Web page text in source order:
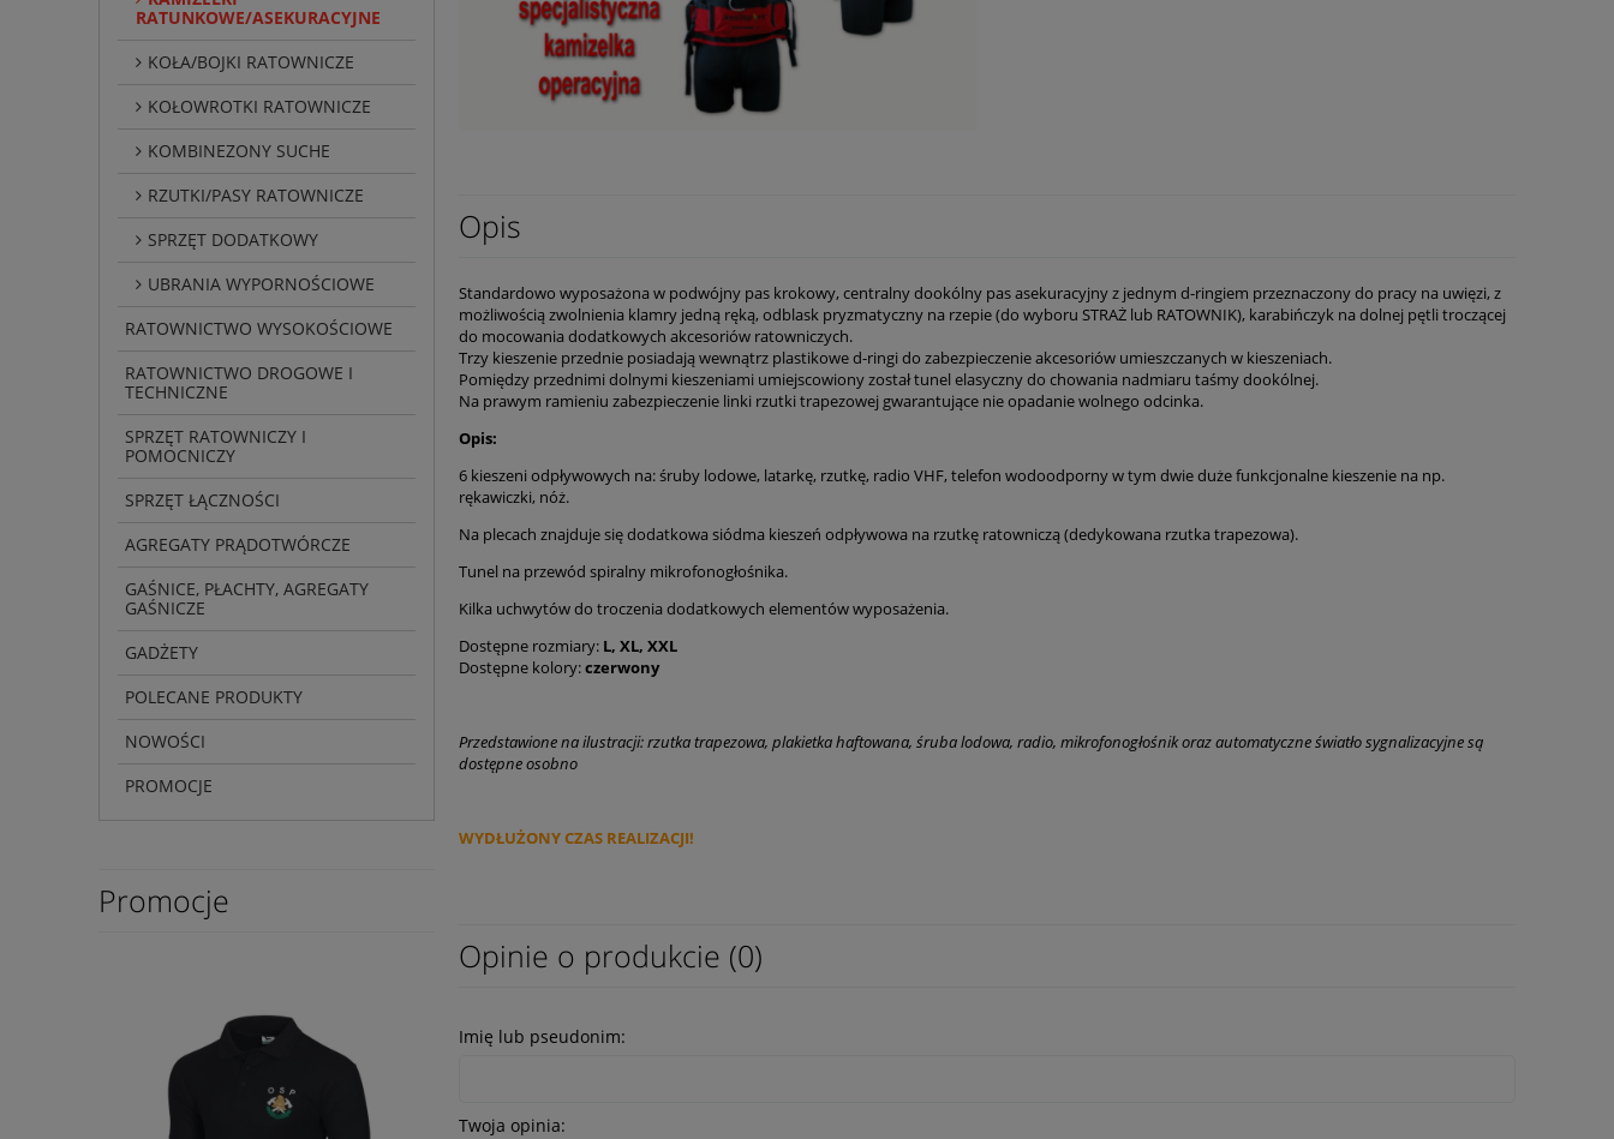
RATUNKOWE/ASEKURACYJNE
KOŁA/BOJKI RATOWNICZE
KOŁOWROTKI RATOWNICZE
KOMBINEZONY SUCHE
RZUTKI/PASY RATOWNICZE
SPRZĘT DODATKOWY
UBRANIA WYPORNOŚCIOWE
RATOWNICTWO WYSOKOŚCIOWE
RATOWNICTWO DROGOWE I
TECHNICZNE
SPRZĘT RATOWNICZY I
POMOCNICZY
SPRZĘT ŁĄCZNOŚCI
AGREGATY PRĄDOTWÓRCZE
GAŚNICE, PŁACHTY, AGREGATY
GAŚNICZE
GADŻETY
POLECANE PRODUKTY
NOWOŚCI
PROMOCJE
Promocje
Opis
Standardowo wyposażona w podwójny pas krokowy, centralny dookólny pas asekuracyjny z jednym d-ringiem przeznaczony do pracy na uwięzi, z
możliwością zwolnienia klamry jedną ręką, odblask pryzmatyczny na rzepie (do wyboru STRAŻ lub RATOWNIK), karabińczyk na dolnej pętli troczącej
do mocowania dodatkowych akcesoriów ratowniczych.
Trzy kieszenie przednie posiadają wewnątrz plastikowe d-ringi do zabezpieczenie akcesoriów umieszczanych w kieszeniach.
Pomiędzy przednimi dolnymi kieszeniami umiejscowiony został tunel elasyczny do chowania nadmiaru taśmy dookólnej.
Na prawym ramieniu zabezpieczenie linki rzutki trapezowej gwarantujące nie opadanie wolnego odcinka.
Opis:
6 kieszeni odpływowych na: śruby lodowe, latarkę, rzutkę, radio VHF, telefon wodoodporny w tym dwie duże funkcjonalne kieszenie na np.
rękawiczki, nóż.
Na plecach znajduje się dodatkowa siódma kieszeń odpływowa na rzutkę ratowniczą (dedykowana rzutka trapezowa).
Tunel na przewód spiralny mikrofonogłośnika.
Kilka uchwytów do troczenia dodatkowych elementów wyposażenia.
Dostępne rozmiary: L, XL, XXL
Dostępne kolory:czerwony
Przedstawione na ilustracji: rzutka trapezowa, plakietka haftowana, śruba lodowa, radio, mikrofonogłośnik oraz automatyczne światło sygnalizacyjne są
dostępne osobno
WYDŁUŻONY CZAS REALIZACJI!
Opinie o produkcie (0)
Imię lub pseudonim:
Twoja opinia: